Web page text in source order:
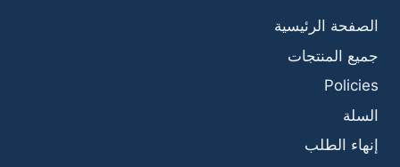
الصفحة الرئيسية
جميع المنتجات
Policies
السلة
إنهاء الطلب